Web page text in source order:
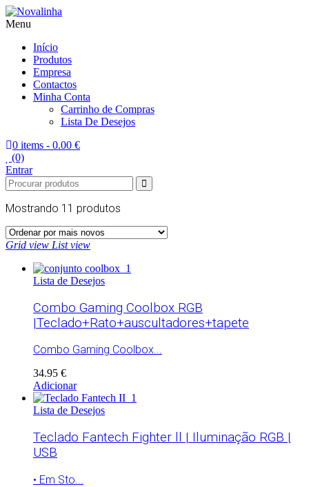
Novalinha
Informatica
Menu
Início
Produtos
Empresa
Contactos
Minha Conta
Carrinho de Compras
Lista De Desejos
0 items - 0.00 €
(0)
Entrar
Mostrando 11 produtos
Grid view List view
Lista de Desejos
Combo Gaming Coolbox RGB
|Teclado+Rato+auscultadores+tapete
Combo Gaming Coolbox...
34.95 €
Adicionar
Lista de Desejos
Teclado Fantech Fighter ll | Iluminação RGB |
USB
• Em Sto...